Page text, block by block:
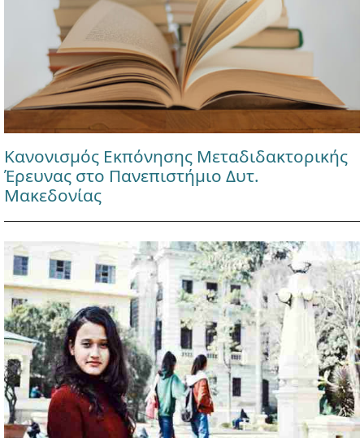
Κανονισμός Εκπόνησης Μεταδιδακτορικής
Έρευνας στο Πανεπιστήμιο Δυτ.
Μακεδονίας